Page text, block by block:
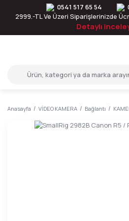
0541 517 65 54
2999.-TL Ve Üzeri Siparişlerinizde
Detaylı
Anasayfa VİDEO KAMERA Bağlantı